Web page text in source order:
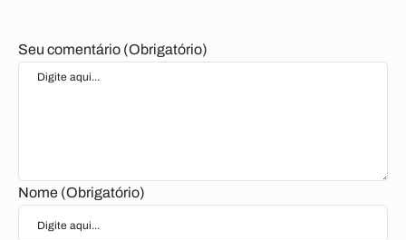
Seu comentário (Obrigatório)
Nome (Obrigatório)